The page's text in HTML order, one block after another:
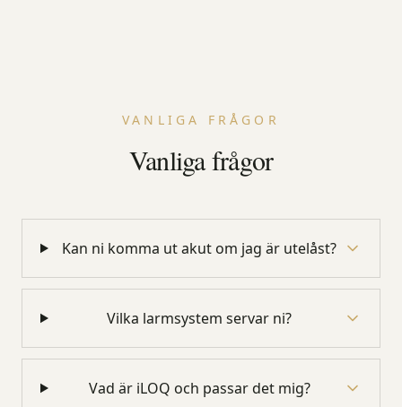
VANLIGA FRÅGOR
Vanliga frågor
Kan ni komma ut akut om jag är utelåst?
Vilka larmsystem servar ni?
Vad är iLOQ och passar det mig?